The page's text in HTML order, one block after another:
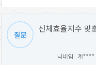
신체효율지수 맞
닉네임 계****